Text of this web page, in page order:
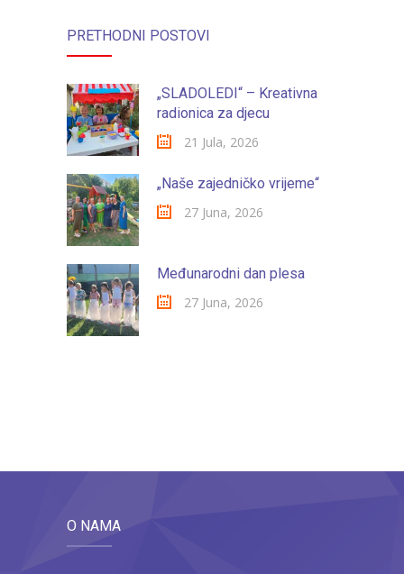
PRETHODNI POSTOVI
„SLADOLEDI“ – Kreativna
radionica za djecu
21 Jula, 2026
„Naše zajedničko vrijeme“
27 Juna, 2026
Međunarodni dan plesa
27 Juna, 2026
O NAMA